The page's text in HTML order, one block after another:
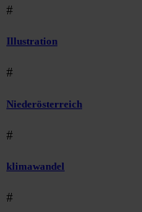
#
Illustration
#
Niederösterreich
#
klimawandel
#